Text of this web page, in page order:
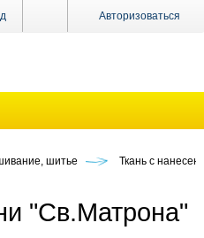
Авторизоваться
шитье Ткань с
"Св.Матрона"